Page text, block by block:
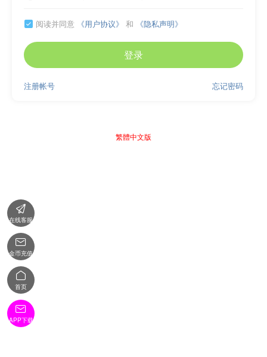
 阅读并同意 《用户协议》 和 《隐私声明》
登录
忘记密码
注册帐号
繁體中文版

在线客服

金币充值

首页

APP下载